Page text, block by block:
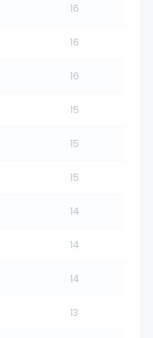
16
16
16
15
15
15
14
14
14
13